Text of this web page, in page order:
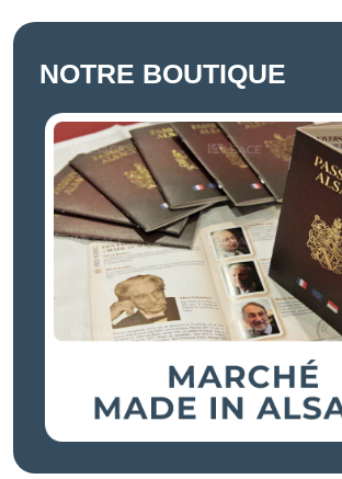
NOTRE BOUTIQUE